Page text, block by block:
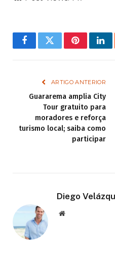
FacebookTwitterPinterest
ARTIGO ANTERIOR
Guararema amplia City
Tour gratuito para
moradores e reforça
turismo local; saiba como
participar
Diego
Website